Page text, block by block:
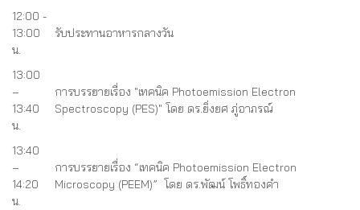
12:00 -
13:00
น.
รับประทานอาหารกลางวัน
13:00
–
13:40
น.
การบรรยายเรื่อง "เทคนิค Photoemission Electron
Spectroscopy (PES)" โดย ดร.ยิ่งยศ ภู่อาภรณ์
13:40
–
14:20
น.
การบรรยายเรื่อง “เทคนิค Photoemission Electron
Microscopy (PEEM)” โดย ดร.พัฒน์ โพธิ์ทองคำ